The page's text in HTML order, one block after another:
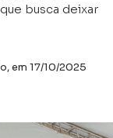
busca deixar
em 17/10/2025